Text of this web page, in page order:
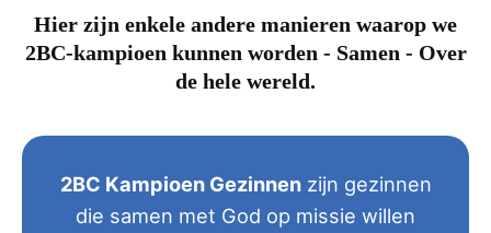
Hier zijn enkele andere manieren waarop we
2BC-kampioen kunnen worden - Samen - Over
de hele wereld.
2BC Kampioen Gezinnenzijn gezinnen
die samen met God op missie willen